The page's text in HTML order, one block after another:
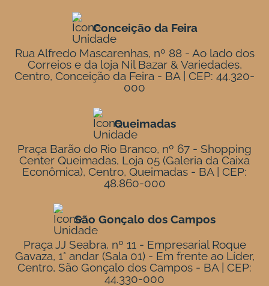
Conceição da Feira
Rua Alfredo Mascarenhas, nº 88 - Ao lado dos
Correios e da loja Nil Bazar & Variedades,
Centro, Conceição da Feira - BA | CEP: 44.320-
000
Queimadas
Praça Barão do Rio Branco, nº 67 - Shopping
Center Queimadas, Loja 05 (Galeria da Caixa
Econômica), Centro, Queimadas - BA | CEP:
48.860-000
São Gonçalo dos Campos
Praça JJ Seabra, nº 11 - Empresarial Roque
Gavaza, 1° andar (Sala 01) - Em frente ao Líder,
Centro, São Gonçalo dos Campos - BA | CEP:
44.330-000